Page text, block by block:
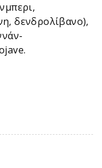
δενδρολίβανο),